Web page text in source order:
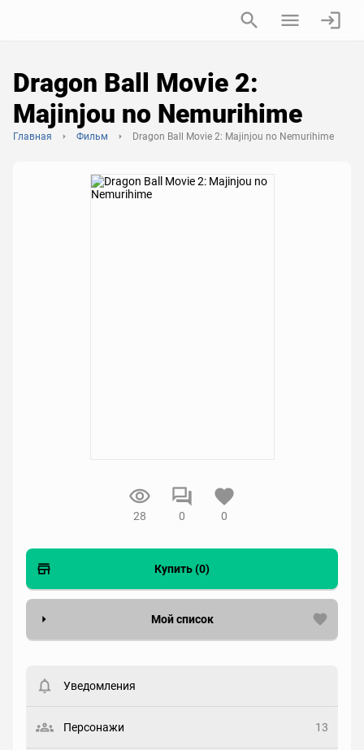
Dragon Ball Movie 2:
Majinjou no Nemurihime
Главная Фильм Dragon Ball Movie 2: Majinjou no Nemurihime
28 0 0
Купить (0)
Мой список
Статус
Уведомления
Персонажи 13